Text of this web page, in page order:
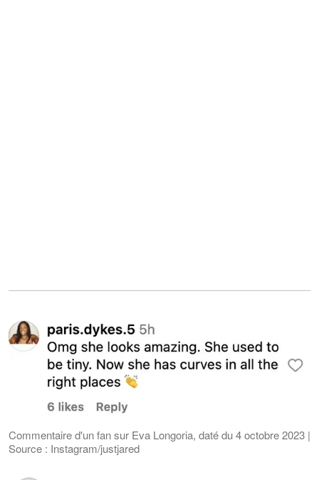
Commentaire d'un fan sur Eva Longoria, daté du 4 octobre 2023 |
Source : Instagram/justjared